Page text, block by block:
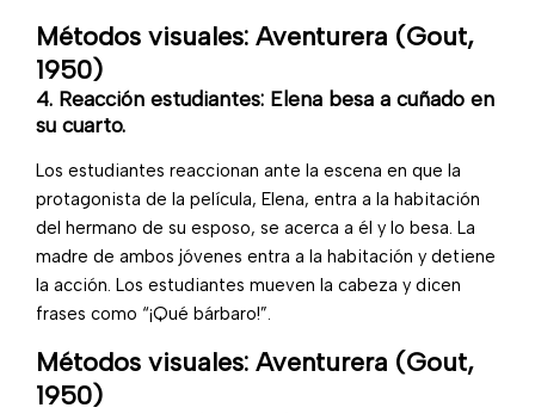
Métodos visuales: Aventurera (Gout,
1950)
4. Reacción estudiantes: Elena besa a cuñado en
su cuarto.
Los estudiantes reaccionan ante la escena en que la
protagonista de la película, Elena, entra a la habitación
del hermano de su esposo, se acerca a él y lo besa. La
madre de ambos jóvenes entra a la habitación y detiene
la acción. Los estudiantes mueven la cabeza y dicen
frases como “¡Qué bárbaro!”.
Métodos visuales: Aventurera (Gout,
1950)